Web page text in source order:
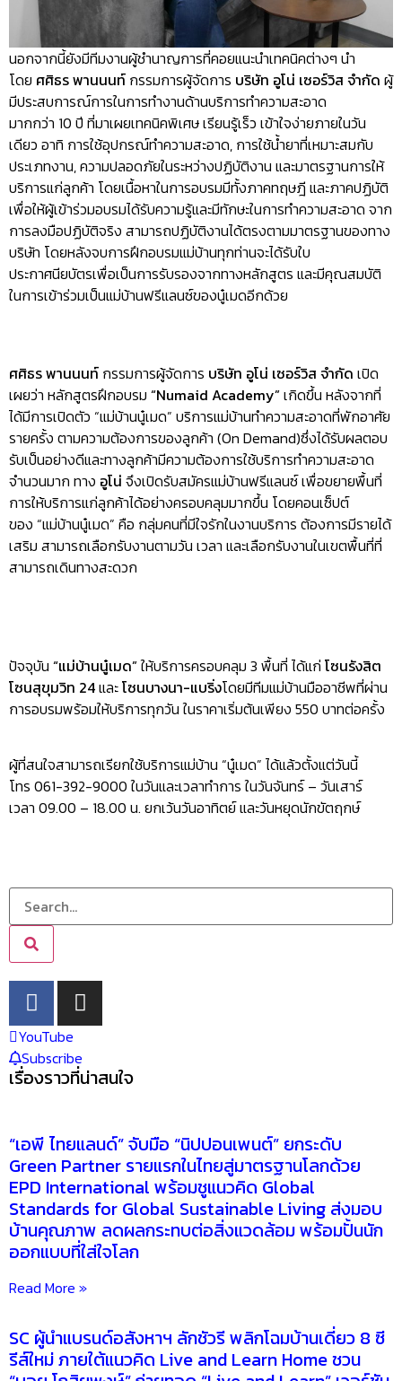
นอกจากนี้ยังมีทีมงานผู้ชำนาญการที่คอยแนะนำเทคนิคต่างๆ นำ
โดย ศศิธร พานนนท์ กรรมการผู้จัดการ บริษัท อูโน่ เซอร์วิส จำกัด ผู้
มีประสบการณ์การในการทำงานด้านบริการทำความสะอาด
มากกว่า 10 ปี ที่มาเผยเทคนิคพิเศษ เรียนรู้เร็ว เข้าใจง่ายภายในวัน
เดียว อาทิ การใช้อุปกรณ์ทำความสะอาด, การใช้น้ำยาที่เหมาะสมกับ
ประเภทงาน, ความปลอดภัยในระหว่างปฏิบัติงาน และมาตรฐานการให้
บริการแก่ลูกค้า โดยเนื้อหาในการอบรมมีทั้งภาคทฤษฎี และภาคปฏิบัติ
เพื่อให้ผู้เข้าร่วมอบรมได้รับความรู้และมีทักษะในการทำความสะอาด จาก
การลงมือปฏิบัติจริง สามารถปฏิบัติงานได้ตรงตามมาตรฐานของทาง
บริษัท โดยหลังจบการฝึกอบรมแม่บ้านทุกท่านจะได้รับใบ
ประกาศนียบัตรเพื่อเป็นการรับรองจากทางหลักสูตร และมีคุณสมบัติ
ในการเข้าร่วมเป็นแม่บ้านฟรีแลนซ์ของนู๋เมดอีกด้วย
ศศิธร พานนนท์ กรรมการผู้จัดการ บริษัท อูโน่ เซอร์วิส จำกัด เปิด
เผยว่า หลักสูตรฝึกอบรม “Numaid Academy”เกิดขึ้น หลังจากที่
ได้มีการเปิดตัว “แม่บ้านนู๋เมด” บริการแม่บ้านทำความสะอาดที่พักอาศัย
รายครั้ง ตามความต้องการของลูกค้า (On Demand)ซึ่งได้รับผลตอบ
รับเป็นอย่างดีและทางลูกค้ามีความต้องการใช้บริการทำความสะอาด
จำนวนมาก ทาง อูโน่ จึงเปิดรับสมัครแม่บ้านฟรีแลนซ์ เพื่อขยายพื้นที่
การให้บริการแก่ลูกค้าได้อย่างครอบคลุมมากขึ้น โดยคอนเซ็ปต์
ของ “แม่บ้านนู๋เมด” คือ กลุ่มคนที่มีใจรักในงานบริการ ต้องการมีรายได้
เสริม สามารถเลือกรับงานตามวัน เวลา และเลือกรับงานในเขตพื้นที่ที่
สามารถเดินทางสะดวก
ปัจจุบัน “แม่บ้านนู๋เมด”ให้บริการครอบคลุม 3 พื้นที่ ได้แก่ โซนรังสิต
โซนสุขุมวิท 24และโซนบางนา-แบริ่งโดยมีทีมแม่บ้านมืออาชีพที่ผ่าน
การอบรมพร้อมให้บริการทุกวัน ในราคาเริ่มต้นเพียง 550 บาทต่อครั้ง
ผู้ที่สนใจสามารถเรียกใช้บริการแม่บ้าน “นู๋เมด” ได้แล้วตั้งแต่วันนี้
โทร 061-392-9000 ในวันและเวลาทำการ ในวันจันทร์ – วันเสาร์
เวลา 09.00 – 18.00 น. ยกเว้นวันอาทิตย์ และวันหยุดนักขัตฤกษ์
YouTube
Subscribe
เรื่องราวที่น่าสนใจ
“เอพี ไทยแลนด์” จับมือ “นิปปอนเพนต์” ยกระดับ
Green Partner รายแรกในไทยสู่มาตรฐานโลกด้วย
EPD International พร้อมชูแนวคิด Global
Standards for Global Sustainable Living ส่งมอบ
บ้านคุณภาพ ลดผลกระทบต่อสิ่งแวดล้อม พร้อมปั้นนัก
ออกแบบที่ใส่ใจโลก
Read More »
SC ผู้นำแบรนด์อสังหาฯ ลักชัวรี พลิกโฉมบ้านเดี่ยว 8 ซี
รีส์ใหม่ ภายใต้แนวคิด Live and Learn Home ชวน